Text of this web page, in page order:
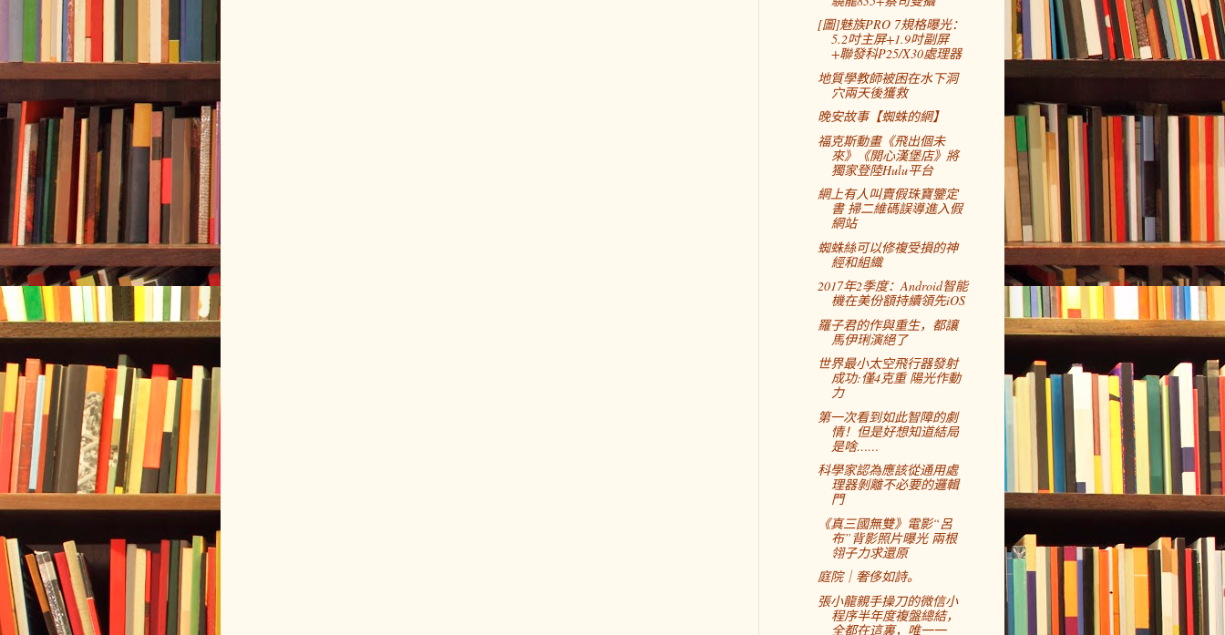
[圖]魅族PRO 7規格曝光：
5.2吋主屏+1.9吋副屏
+聯發科P25/X30處理器
地質學教師被困在水下洞
穴兩天後獲救
晚安故事【蜘蛛的網】
福克斯動畫《飛出個未
來》《開心漢堡店》將
獨家登陸Hulu平台
網上有人叫賣假珠寶鑒定
書 掃二維碼誤導進入假
網站
蜘蛛絲可以修複受損的神
經和組織
2017年2季度：Android智能
機在美份額持續領先iOS
羅子君的作與重生，都讓
馬伊琍演絕了
世界最小太空飛行器發射
成功:僅4克重 陽光作動
力
第一次看到如此智障的劇
情！但是好想知道結局
是啥……
科學家認為應該從通用處
理器剝離不必要的邏輯
門
《真三國無雙》電影“呂
布”背影照片曝光 兩根
翎子力求還原
庭院｜奢侈如詩。
張小龍親手操刀的微信小
程序半年度複盤總結，
全都在這裏，唯一一